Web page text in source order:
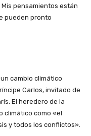
pensamientos están
pueden pronto
cambio climático
Carlos, invitado de
El heredero de la
climático como «el
y todos los conflictos».